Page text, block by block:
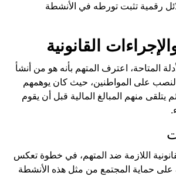
رقمية تثبت تورطه في الأنشطة
القانونية
المتاحة، اعترف المتهم بأنه هو من أنشأ
على المواطنين، حيث كان يوهمهم
يتلقى منهم المبالغ المالية قبل أن يقوم
اللازمة ضد المتهم، في خطوة تعكس
على حماية المجتمع من مثل هذه الأنشطة